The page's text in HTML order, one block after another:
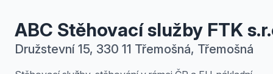
ABC Stěhovací služby FTK
Družstevní 15, 330 11 Třemošná, Třemošná